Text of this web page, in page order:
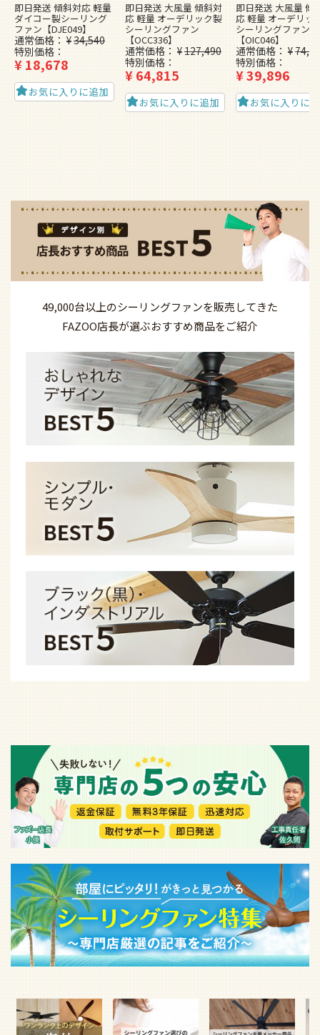
即日発送 傾斜対応 軽量
ダイコー製シーリング
ファン【DJE049】
通常価格 ¥34,540
特別価格
¥18,678
お気に入りに追加
即日発送 大風量 傾斜対
応 軽量 オーデリック製
シーリングファン
【OCC336】
通常価格 ¥127,490
特別価格
¥64,815
お気に入りに追加
即日発送 大風量 傾
応 軽量 オーデリッ
シーリングファン
【OIC046】
通常価格 ¥
特別価格
¥39,896
お気に入りに
49,000台以上のシーリングファンを販売してきた
FAZOO店長が選ぶおすすめ商品をご紹介